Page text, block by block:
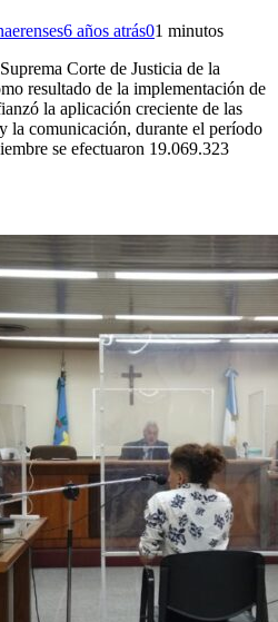
6 años atrás01 minutos
Corte de Justicia de la
resultado de la implementación de
la aplicación creciente de las
la comunicación, durante el período
se efectuaron 19.069.323